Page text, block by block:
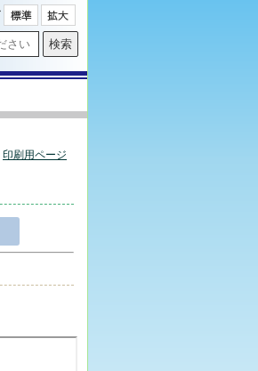
文字サイズ
印刷用ページ